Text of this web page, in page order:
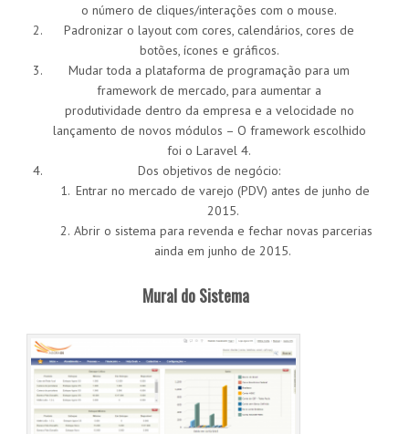
o número de cliques/interações com o mouse.
Padronizar o layout com cores, calendários, cores de
botões, ícones e gráficos.
Mudar toda a plataforma de programação para um
framework de mercado, para aumentar a
produtividade dentro da empresa e a velocidade no
lançamento de novos módulos – O framework escolhido
foi o Laravel 4.
Dos objetivos de negócio:
Entrar no mercado de varejo (PDV) antes de junho de
2015.
Abrir o sistema para revenda e fechar novas parcerias
ainda em junho de 2015.
Mural do Sistema